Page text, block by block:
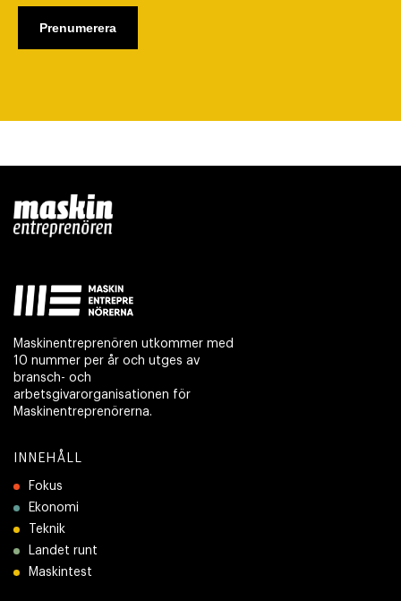
Maskinentreprenören utkommer med
10 nummer per år och utges av
bransch- och
arbetsgivarorganisationen för
Maskinentreprenörerna.
INNEHÅLL
Fokus
Ekonomi
Teknik
Landet runt
Maskintest